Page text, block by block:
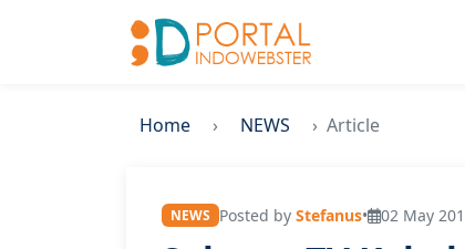
Home NEWS Article
NEWS Posted by Stefanus• 02 May